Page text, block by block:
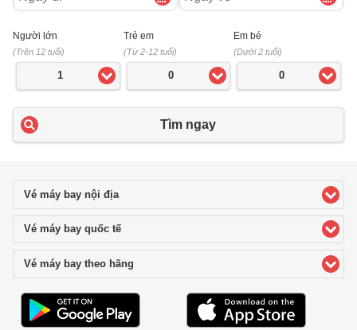
Người lớn
(Trên 12 tuổi)
1
Trẻ em
(Từ 2-12 tuổi)
0
Em bé
(Dưới 2 tuổi)
0
Tìm ngay
Vé máy bay nội địaclick to expand contents
Vé máy bay quốc tếclick to expand contents
Vé máy bay theo hãng